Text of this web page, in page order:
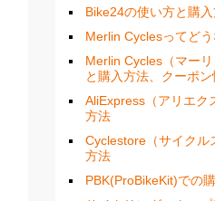
Bike24の使い方と購
Merlin Cyclesってどう
Merlin Cycles（マー
と購入方法、クーポン
AliExpress（アリエク
方法
Cyclestore（サイクル
方法
PBK(ProBikeKit)での